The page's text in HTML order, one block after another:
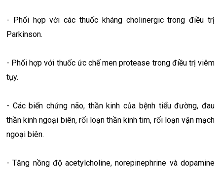
- Phối hợp với các thuốc kháng cholinergic trong điều trị
Parkinson.
- Phối hợp với thuốc ức chế men protease trong điều trị viêm
tụy.
- Các biến chứng não, thần kinh của bệnh tiểu đường, đau
thần kinh ngoại biên, rối loạn thần kinh tim, rối loạn vận mạch
ngoại biên.
- Tăng nồng độ acetylcholine, norepinephrine và dopamine